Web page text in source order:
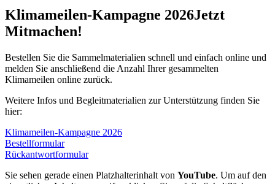
Klimameilen-Kampagne 2026Jetzt
Mitmachen!
Bestellen Sie die Sammelmaterialien schnell und einfach online und
melden Sie anschließend die Anzahl Ihrer gesammelten
Klimameilen online zurück.
Weitere Infos und Begleitmaterialien zur Unterstützung finden Sie
hier:
Klimameilen-Kampagne 2026
Bestellformular
Rückantwortformular
Sie sehen gerade einen Platzhalterinhalt von YouTube. Um auf den